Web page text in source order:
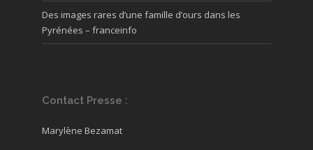
Des images rares d’une famille d’ours dans les
Pyrénées – franceinfo
Contact Presse :
Marylène Bezamat